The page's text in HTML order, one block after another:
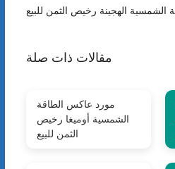
مقالات ذات صلة
مورد عاكس الطاقة
الشمسية أوميغا رخيص
الثمن للبيع